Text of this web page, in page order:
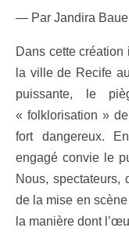
— Par Jandira
Dans cette
la ville de Recife
puissante, le
« folklorisation »
fort dangereux.
engagé convie le
Nous, spectateurs,
de la mise en
la manière dont